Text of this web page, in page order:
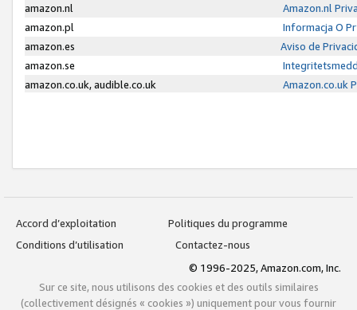
amazon.nl
Amazon.nl
amazon.pl
Informacja O
amazon.es
Aviso de
amazon.se
amazon.co.uk, audible.co.uk
Amazon.co.uk
Accord d’exploitation
Politiques du programme
Conditions d’utilisation
Contactez-nous
© 1996-2025, Amazon.com, Inc.
Sur ce site, nous utilisons des cookies et des outils similaires
(collectivement désignés « cookies ») uniquement pour vous fournir